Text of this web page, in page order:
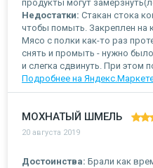
продукты могут
Недостатки: Стакан стока
чтобы помыть. Закреплен
Мясо с полки как-то раз
снять и промыть - нужно
и слегка сдвинуть. При этом
Подробнее на
МОХНАТЫЙ ШМЕЛЬ
20 августа 2019
Достоинства: Брали как